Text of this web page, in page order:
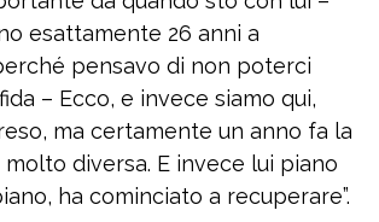
esattamente 26 anni a
pensavo di non poterci
– Ecco, e invece siamo qui,
ma certamente un anno fa la
diversa. E invece lui piano
ha cominciato a recuperare”.